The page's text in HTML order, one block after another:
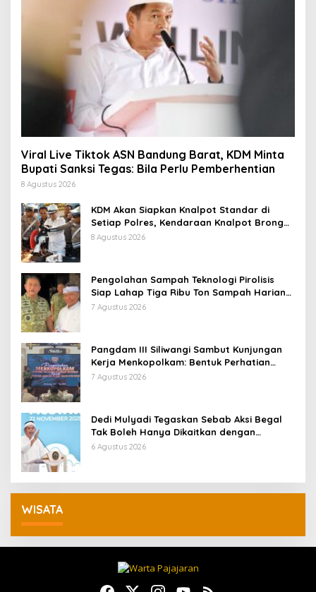
Viral Live Tiktok ASN Bandung Barat, KDM Minta
Bupati Sanksi Tegas: Bila Perlu Pemberhentian
8 Agustus 2026
KDM Akan Siapkan Knalpot Standar di
Setiap Polres, Kendaraan Knalpot Brong
Tertangkap Langsung Ganti
8 Agustus 2026
Pengolahan Sampah Teknologi Pirolisis
Siap Lahap Tiga Ribu Ton Sampah Harian
Jawa Barat
7 Agustus 2026
Pangdam III Siliwangi Sambut Kunjungan
Kerja Menkopolkam: Bentuk Perhatian
Pemerintah
7 Agustus 2026
Dedi Mulyadi Tegaskan Sebab Aksi Begal
Tak Boleh Hanya Dikaitkan dengan
Ekonomi
6 Agustus 2026
WISATA